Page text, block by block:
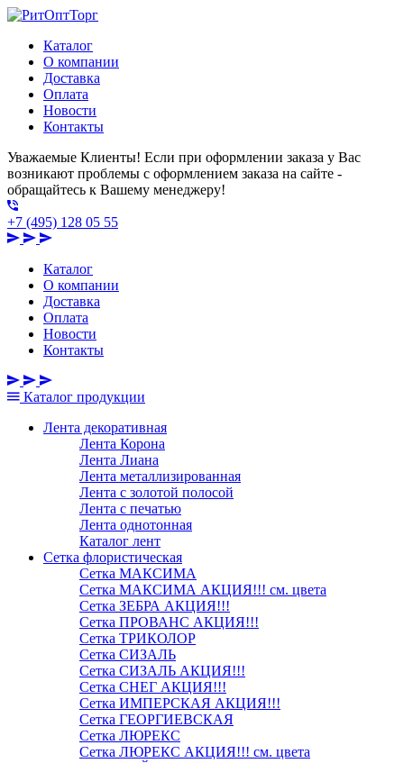
Каталог
О компании
Доставка
Оплата
Новости
Контакты
Уважаемые Клиенты! Если при оформлении заказа у Вас
возникают проблемы с оформлением заказа на сайте -
обращайтесь к Вашему менеджеру!
+7 (495) 128 05 55
Каталог
О компании
Доставка
Оплата
Новости
Контакты
Каталог продукции
Лента декоративная
Лента Корона
Лента Лиана
Лента металлизированная
Лента с золотой полосой
Лента с печатью
Лента однотонная
Каталог лент
Сетка флористическая
Сетка МАКСИМА
Сетка МАКСИМА АКЦИЯ!!! см. цвета
Сетка ЗЕБРА АКЦИЯ!!!
Сетка ПРОВАНС АКЦИЯ!!!
Сетка ТРИКОЛОР
Сетка СИЗАЛЬ
Сетка СИЗАЛЬ АКЦИЯ!!!
Сетка СНЕГ АКЦИЯ!!!
Сетка ИМПЕРСКАЯ АКЦИЯ!!!
Сетка ГЕОРГИЕВСКАЯ
Сетка ЛЮРЕКС
Сетка ЛЮРЕКС АКЦИЯ!!! см. цвета